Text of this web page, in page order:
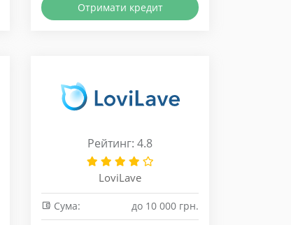
Отримати кредит
Рейтинг: 4.8
LoviLave
Сума:
до 10 000 грн.